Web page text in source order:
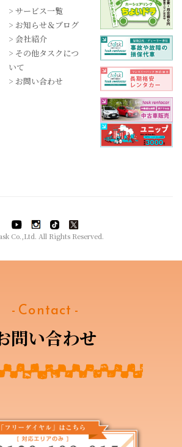
> サービス一覧
> お知らせ＆ブログ
> 会社紹介
> その他タスクにつ
いて
> お問い合わせ
Co.,Ltd. All Rights Reserved.
- Contact -
問い合わせ